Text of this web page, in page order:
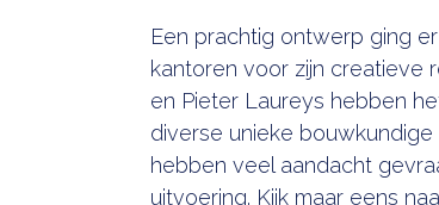
Een prachtig ontwerp ging
kantoren voor zijn creatieve
en Pieter Laureys hebben
diverse unieke
hebben veel aandacht
uitvoering. Kijk maar eens